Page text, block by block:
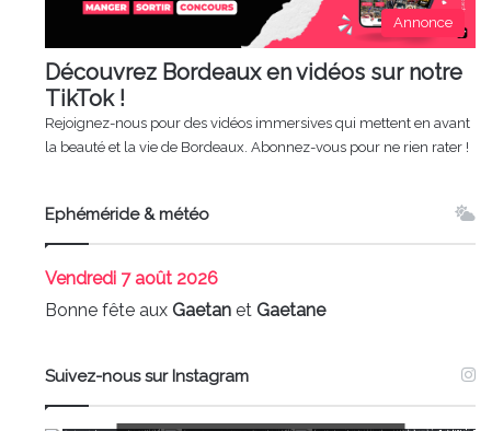
Annonce
Découvrez Bordeaux en vidéos sur notre
TikTok !
Rejoignez-nous pour des vidéos immersives qui mettent en avant
la beauté et la vie de Bordeaux. Abonnez-vous pour ne rien rater !
Ephéméride & météo
Vendredi 7 août 2026
Bonne fête auxGaetan etGaetane
Suivez-nous sur Instagram